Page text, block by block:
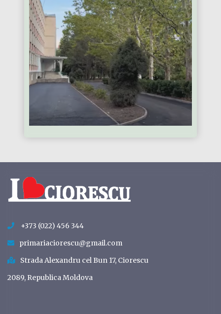
+373 (022) 456 344
primariaciorescu@gmail.com
Strada Alexandru cel Bun 17, Ciorescu
2089, Republica Moldova